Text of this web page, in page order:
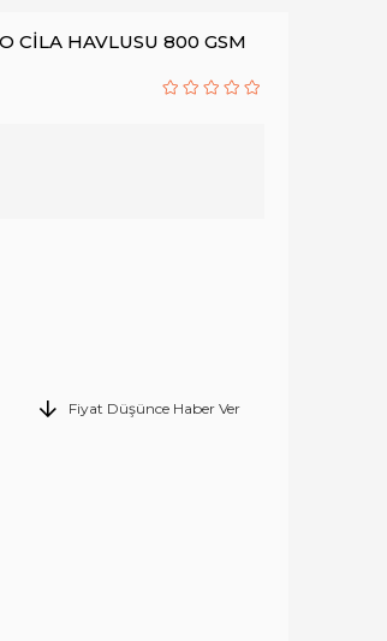
CİLA HAVLUSU 800 GSM
Fiyat Düşünce Haber Ver